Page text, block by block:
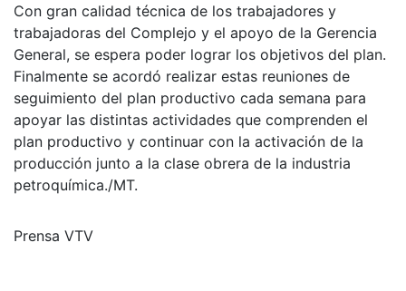
Con gran calidad técnica de los trabajadores y
trabajadoras del Complejo y el apoyo de la Gerencia
General, se espera poder lograr los objetivos del plan.
Finalmente se acordó realizar estas reuniones de
seguimiento del plan productivo cada semana para
apoyar las distintas actividades que comprenden el
plan productivo y continuar con la activación de la
producción junto a la clase obrera de la industria
petroquímica./MT.
Prensa VTV